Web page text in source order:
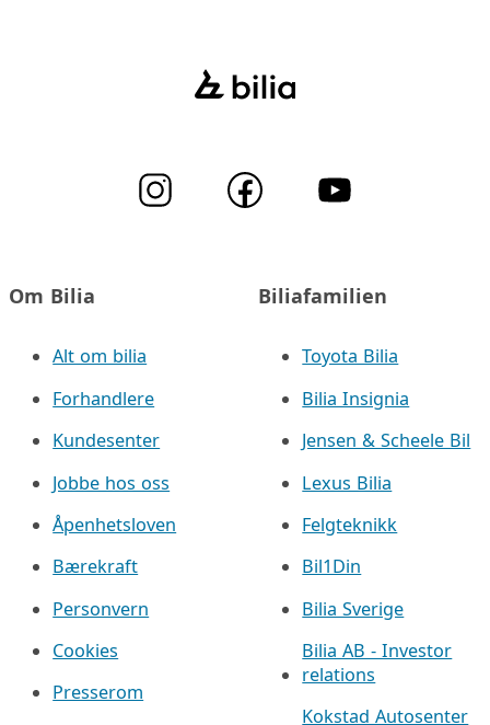
Om Bilia
Alt om bilia
Forhandlere
Kundesenter
Jobbe hos oss
Åpenhetsloven
Bærekraft
Personvern
Cookies
Presserom
Biliafamilien
Toyota Bilia
Bilia Insignia
Jensen & Scheele Bil
Lexus Bilia
Felgteknikk
Bil1Din
Bilia Sverige
Bilia AB - Investor
relations
Kokstad Autosenter